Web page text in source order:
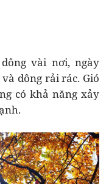
vài nơi, ngày
dông rải rác. Gió
có khả năng xảy